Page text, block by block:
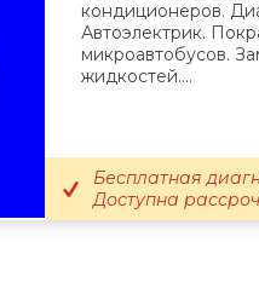
кондиционеров.
Автоэлектрик.
микроавтобусов.
жидкостей....
Бесплатная
Доступна